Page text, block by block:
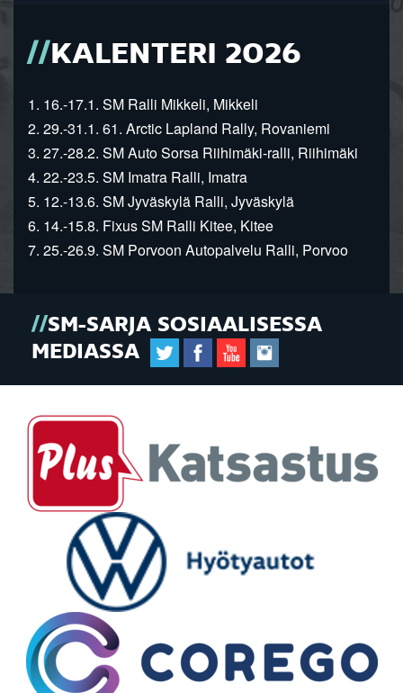
KALENTERI 2026
1. 16.-17.1. SM Ralli Mikkeli, Mikkeli
2. 29.-31.1. 61. Arctic Lapland Rally, Rovaniemi
3. 27.-28.2. SM Auto Sorsa Riihimäki-ralli, Riihimäki
4. 22.-23.5. SM Imatra Ralli, Imatra
5. 12.-13.6. SM Jyväskylä Ralli, Jyväskylä
6. 14.-15.8. Fixus SM Ralli Kitee, Kitee
7. 25.-26.9. SM Porvoon Autopalvelu Ralli, Porvoo
SM-SARJA SOSIAALISESSA
MEDIASSA